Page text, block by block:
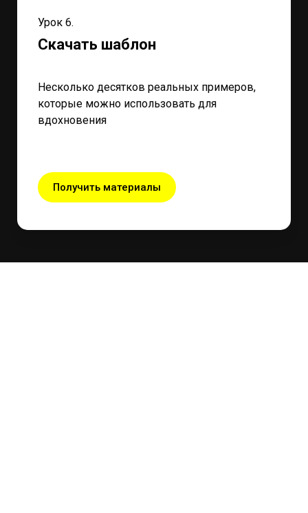
Урок 6.
Скачать шаблон
Несколько десятков реальных примеров,
которые можно использовать для
вдохновения
Получить материалы